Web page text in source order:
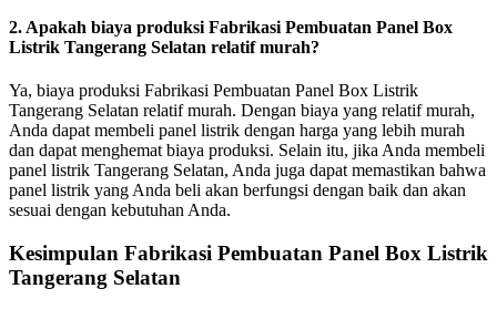
2. Apakah biaya produksi Fabrikasi Pembuatan Panel Box
Listrik Tangerang Selatan relatif murah?
Ya, biaya produksi Fabrikasi Pembuatan Panel Box Listrik
Tangerang Selatan relatif murah. Dengan biaya yang relatif murah,
Anda dapat membeli panel listrik dengan harga yang lebih murah
dan dapat menghemat biaya produksi. Selain itu, jika Anda membeli
panel listrik Tangerang Selatan, Anda juga dapat memastikan bahwa
panel listrik yang Anda beli akan berfungsi dengan baik dan akan
sesuai dengan kebutuhan Anda.
Kesimpulan Fabrikasi Pembuatan Panel Box Listrik
Tangerang Selatan